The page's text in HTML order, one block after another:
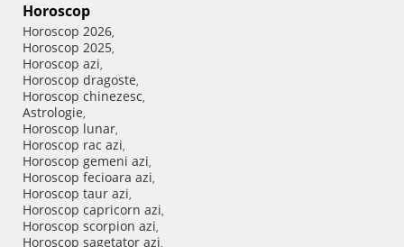
Horoscop
Horoscop 2026,
Horoscop 2025,
Horoscop azi,
Horoscop dragoste,
Horoscop chinezesc,
Astrologie,
Horoscop lunar,
Horoscop rac azi,
Horoscop gemeni azi,
Horoscop fecioara azi,
Horoscop taur azi,
Horoscop capricorn azi,
Horoscop scorpion azi,
Horoscop sagetator azi,